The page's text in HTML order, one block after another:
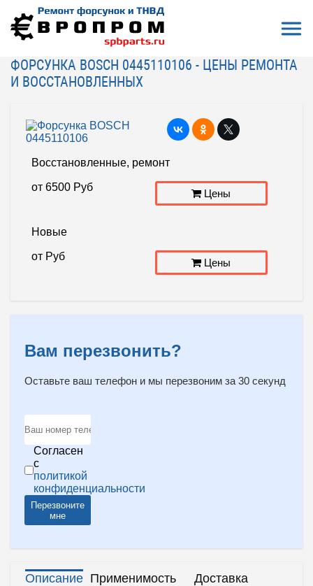
На главную Ремонт, восстановление
Форсунки COMMON RAIL (CR)
Форсунка BOSCH 0445110106
ФОРСУНКА BOSCH 0445110106 - ЦЕНЫ РЕМОНТА
И ВОССТАНОВЛЕННЫХ
Восстановленные, ремонт
от 6500 Руб
Цены
Новые
от Руб
Цены
Вам перезвонить?
Оставьте ваш телефон и мы перезвоним за 30 секунд
Согласен
с
политикой
конфиденциальности
Перезвоните
мне
Описание Применимость Доставка